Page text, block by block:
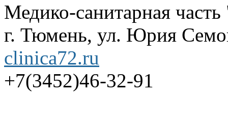
Медико-санитарная
г. Тюмень, ул. Юрия
clinica72.ru
+7(3452)46-32-91